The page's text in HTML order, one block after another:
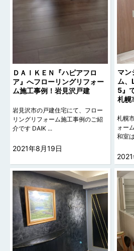
ＤＡＩＫＥＮ『ハピアフロ
ア』へフローリングリフォー
ム施工事例！岩見沢戸建
岩見沢市の戸建住宅にて、フロー
リングリフォーム施工事例のご紹
介です DAIK ...
2021年8月19日
マン
ム、
5』
札幌
札幌
ォー
和室